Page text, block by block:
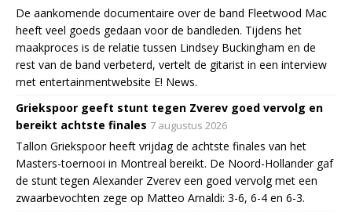
De aankomende documentaire over de band Fleetwood Mac
heeft veel goeds gedaan voor de bandleden. Tijdens het
maakproces is de relatie tussen Lindsey Buckingham en de
rest van de band verbeterd, vertelt de gitarist in een interview
met entertainmentwebsite E! News.
Griekspoor geeft stunt tegen Zverev goed vervolg en
bereikt achtste finales 7 augustus 2026
Tallon Griekspoor heeft vrijdag de achtste finales van het
Masters-toernooi in Montreal bereikt. De Noord-Hollander gaf
de stunt tegen Alexander Zverev een goed vervolg met een
zwaarbevochten zege op Matteo Arnaldi: 3-6, 6-4 en 6-3.